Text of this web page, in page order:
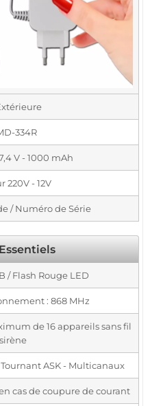
334R
V - 1000 mAh
220V - 12V
/ Numéro de Série
/ Flash Rouge LED
: 868 MHz
de 16 appareils sans fil
ASK - Multicanaux
cas de coupure de courant